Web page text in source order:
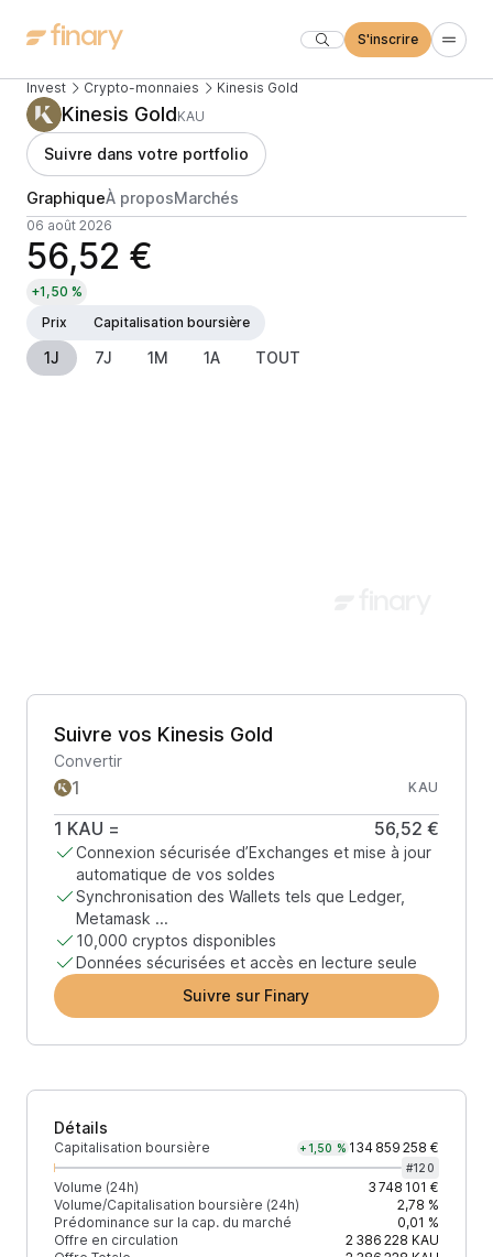
S'inscrire
Invest Crypto-monnaies Kinesis Gold
Kinesis GoldKAU
Suivre dans votre portfolio
GraphiqueÀ proposMarchés
06 août 2026
56,52 €
+1,50 %
Prix
Capitalisation boursière
1J 7J 1M 1A TOUT
Suivre vos Kinesis Gold
Convertir
KAU
1 KAU = 56,52 €
Connexion sécurisée d’Exchanges et mise à jour
automatique de vos soldes
Synchronisation des Wallets tels que Ledger,
Metamask ...
10,000 cryptos disponibles
Données sécurisées et accès en lecture seule
Suivre sur Finary
Détails
Capitalisation boursière +1,50 % 134 859 258 €
#120
Volume (24h)
3 748 101 €
Volume/Capitalisation boursière (24h)
2,78 %
Prédominance sur la cap. du marché
0,01 %
Offre en circulation
2 386 228 KAU